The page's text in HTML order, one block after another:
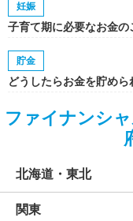
妊娠
子育て期に必要なお金の
貯金
どうしたらお金を貯めら
ファイナンシ
北海道・東北
関東